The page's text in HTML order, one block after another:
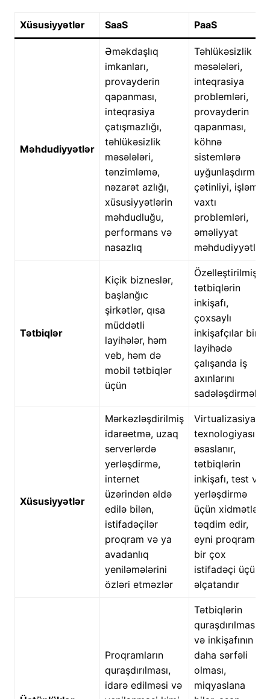
Xüsusiyyətlər SaaS PaaS
Məhdudiyyətlər
Əməkdaşlıq
imkanları,
provayderin
qapanması,
inteqrasiya
çatışmazlığı,
təhlükəsizlik
məsələləri,
tənzimləmə,
nəzarət azlığı,
xüsusiyyətlərin
məhdudluğu,
performans və
nasazlıq
Təhlükəsizlik
məsələləri,
inteqrasiya
problemləri,
provayderin
qapanması,
köhnə
sistemlərə
uyğunlaşdırma
çətinliyi, işləmə
vaxtı
problemləri,
əməliyyat
məhdudiyyətləri
Tətbiqlər
Kiçik bizneslər,
başlanğıc
şirkətlər, qısa
müddətli
layihələr, həm
veb, həm də
mobil tətbiqlər
üçün
Özelleştirilmiş
tətbiqlərin
inkişafı,
çoxsaylı
inkişafçılar bir
layihədə
çalışanda iş
axınlarını
sadələşdirmək
Xüsusiyyətlər
Mərkəzləşdirilmiş
idarəetmə, uzaq
serverlərdə
yerləşdirmə,
internet
üzərindən əldə
edilə bilən,
istifadəçilər
proqram və ya
avadanlıq
yeniləmələrini
özləri etməzlər
Virtualizasiya
texnologiyasına
əsaslanır,
tətbiqlərin
inkişafı, test və
yerləşdirmə
üçün xidmətlər
təqdim edir,
eyni proqramda
bir çox
istifadəçi üçün
əlçatandır
Proqramların
quraşdırılması,
idarə edilməsi və
Tətbiqlərin
quraşdırılması
və inkişafının
daha sərfəli
olması,
miqyaslana